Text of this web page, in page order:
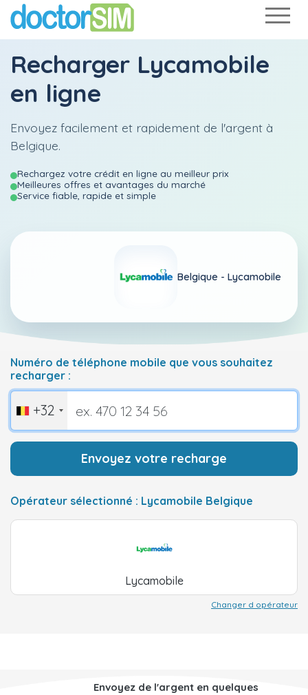
Recharger Lycamobile
en ligne
Envoyez facilement et rapidement de l'argent à
Belgique.
Rechargez votre crédit en ligne au meilleur prix
Meilleures offres et avantages du marché
Service fiable, rapide et simple
Belgique - Lycamobile
Numéro de téléphone mobile que vous souhaitez
recharger :
+32
Envoyez votre recharge
Opérateur sélectionné : Lycamobile Belgique
Lycamobile
Changer d opérateur
Envoyez de l'argent en quelques